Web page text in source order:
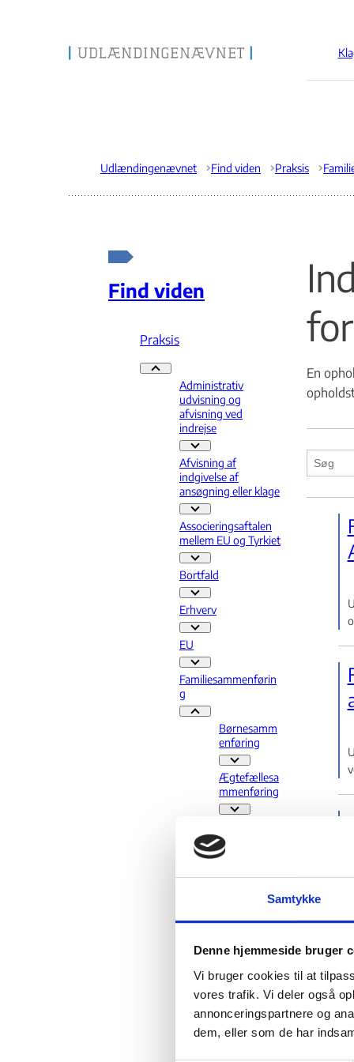
Samtykke
Denne hjemmeside bruger
Vi bruger cookies til at
vores trafik. Vi deler også
annonceringspartnere og
dem, eller som de har
Gå til forsiden
Udlændingenævnet Find viden Praksis
Find viden
Praksis
Praksis - Flere links
Administrativ
udvisning og
afvisning ved
indrejse
Administrativ udvisning og
Afvisning af
indgivelse af
ansøgning eller klage
Afvisning af indgivelse af
Associeringsaftalen
mellem EU og Tyrkiet
Associeringsaftalen mellem EU
Bortfald
Bortfald - Flere links
Erhverv
Erhverv - Flere links
EU
EU - Flere links
Familiesammenførin
g
Familiesammenføring - Flere links
Børnesamm
enføring
Børnesammenføring -
Ægtefællesa
mmenføring
Ægtefællesammenføring -
der søger
familiesamm
familie m.v.
og nægtelse
af
forlængelse
Inddragelse og nægtelse
efæl
En